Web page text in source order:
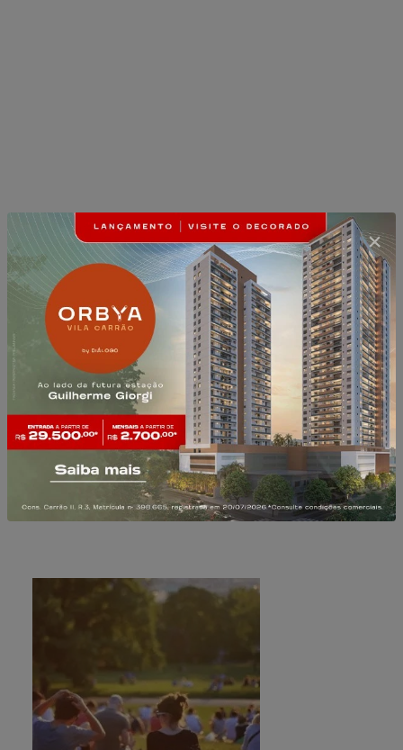
O bairro
Belém é um dos bairros mais
queridos da região, pois além
de toda a tranquilidade e
qualidade de vida, oferece
diversas experiências que você
pode aproveitar sozinho ou
com a família.